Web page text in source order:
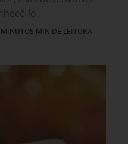
lo.
MIN DE LEITURA